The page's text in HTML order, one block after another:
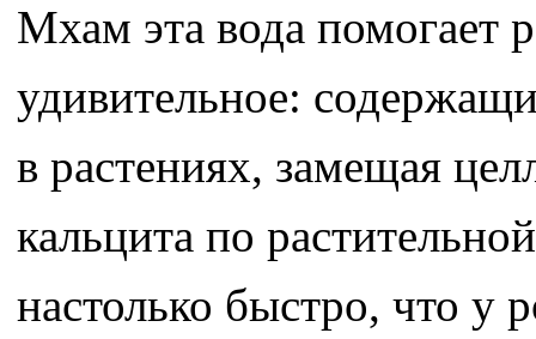
Мхам эта вода помогает
удивительное:
в растениях, замещая
кальцита по
настолько быстро, что у